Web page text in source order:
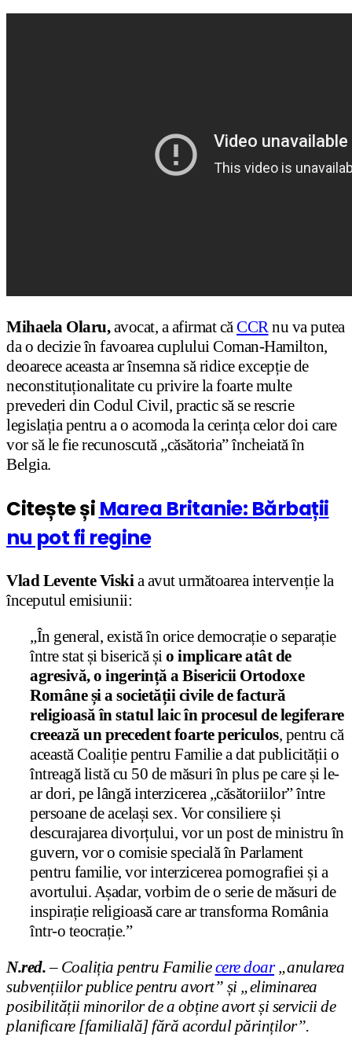
Mihaela Olaru,avocat, a afirmat căCCRnu va putea
da o decizie în favoarea cuplului Coman-Hamilton,
deoarece aceasta ar însemna să ridice excepție de
neconstituționalitate cu privire la foarte multe
prevederi din Codul Civil, practic să se rescrie
legislația pentru a o acomoda la cerința celor doi care
vor să le fie recunoscută „căsătoria” încheiată în
Belgia.
Citește și Marea Britanie: Bărbații
nu pot fi regine
Vlad Levente Viskia avut următoarea intervenție la
începutul emisiunii:
„În general, există în orice democrație o separație
între stat și biserică șio implicare atât de
agresivă, o ingerință a Bisericii Ortodoxe
Române și a societății civile de factură
religioasă în statul laic în procesul de legiferare
creează un precedent foarte periculos, pentru că
această Coaliție pentru Familie a dat publicității o
întreagă listă cu 50 de măsuri în plus pe care și le-
ar dori, pe lângă interzicerea „căsătoriilor” între
persoane de același sex. Vor consiliere și
descurajarea divorțului, vor un post de ministru în
guvern, vor o comisie specială în Parlament
pentru familie, vor interzicerea pornografiei și a
avortului. Așadar, vorbim de o serie de măsuri de
inspirație religioasă care ar transforma România
într-o teocrație.”
N.red.– Coaliția pentru Familiecere doar„anularea
subvențiilor publice pentru avort” și „eliminarea
posibilității minorilor de a obține avort și servicii de
planificare [familială] fără acordul părinților”.